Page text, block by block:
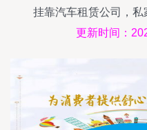
挂靠汽车租赁公司，
更新时间：